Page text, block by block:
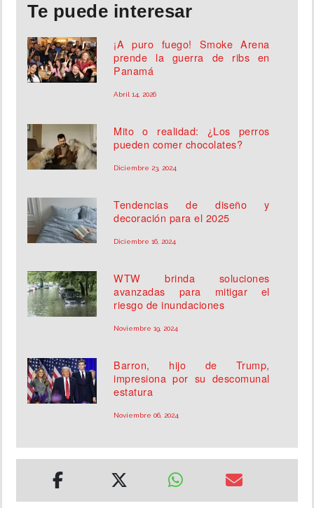
Te puede interesar
¡A puro fuego! Smoke Arena
prende la guerra de ribs en
Panamá
Abril 14, 2026
Mito o realidad: ¿Los perros
pueden comer chocolates?
Diciembre 23, 2024
Tendencias de diseño y
decoración para el 2025
Diciembre 16, 2024
WTW brinda soluciones
avanzadas para mitigar el
riesgo de inundaciones
Noviembre 19, 2024
Barron, hijo de Trump,
impresiona por su descomunal
estatura
Noviembre 06, 2024